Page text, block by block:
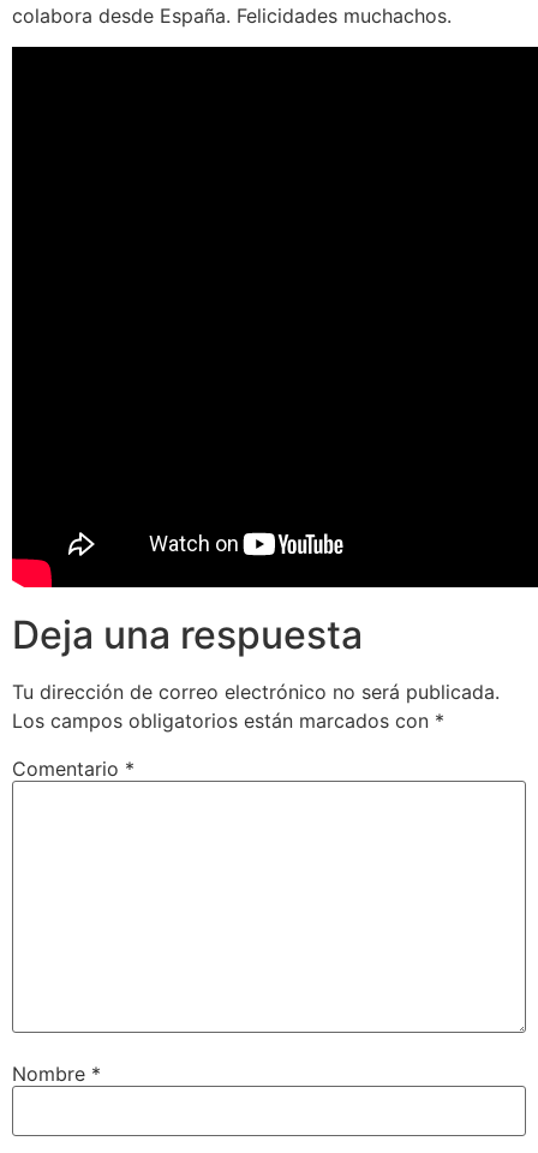
colabora desde España. Felicidades muchachos.
Deja una respuesta
Tu dirección de correo electrónico no será publicada.
Los campos obligatorios están marcados con *
Comentario *
Nombre *